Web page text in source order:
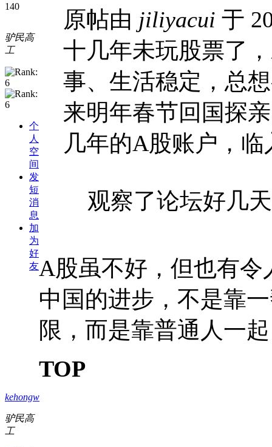
140
驴民高
工
个
人
空
间
发
短
消
息
加
为
好
友
原帖由 jiliyacui 于
十几年未玩股票了
事、生活稳定，总
来明年春节回国探
几年的A股账户，
观察了论坛好几
A股虽不好，但也有令
中国的进步，不是靠
限，而是靠普通人一
TOP
kehongw
驴民高
工